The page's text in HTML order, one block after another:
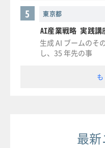
東京都
5
AI産業戦略 実践講
生成 AI ブームの
し、35 年先の事
最